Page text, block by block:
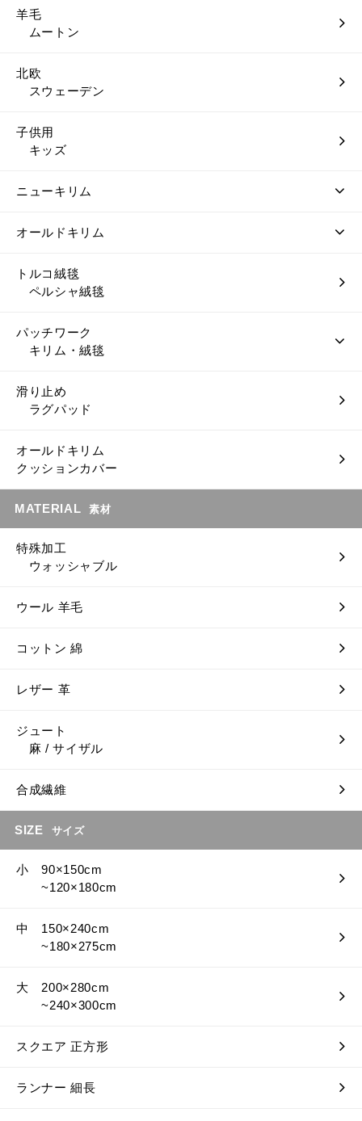
羊毛
ムートン
北欧
スウェーデン
子供用
キッズ
ニューキリム
オールドキリム
トルコ絨毯
ペルシャ絨毯
パッチワーク
キリム・絨毯
滑り止め
ラグパッド
オールドキリム
クッションカバー
MATERIAL 素材
特殊加工
ウォッシャブル
ウール 羊毛
コットン 綿
レザー 革
ジュート
麻 / サイザル
合成繊維
SIZE サイズ
小 90×150cm
~120×180cm
中 150×240cm
~180×275cm
大 200×280cm
~240×300cm
スクエア 正方形
ランナー 細長